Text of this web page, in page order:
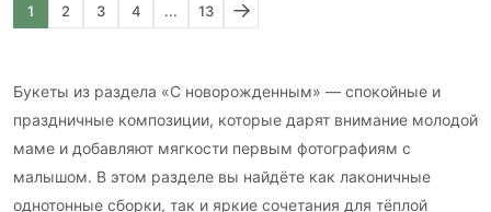
1 2 3 4 ... 13
Букеты из раздела «С новорожденным» — спокойные и
праздничные композиции, которые дарят внимание молодой
маме и добавляют мягкости первым фотографиям с
малышом. В этом разделе вы найдёте как лаконичные
однотонные сборки, так и яркие сочетания для тёплой